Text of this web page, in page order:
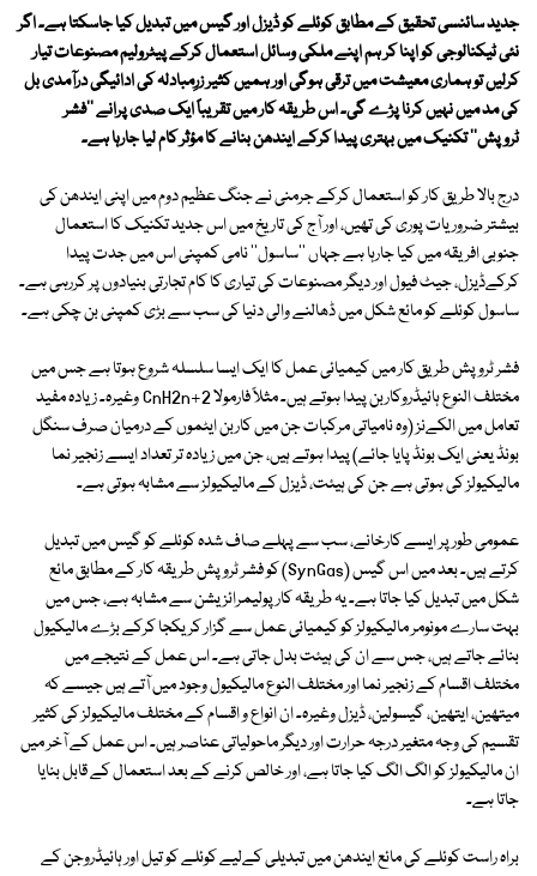
جدید سائنسی تحقیق کے مطابق کوئلے کو ڈیزل اور گیس میں تبدیل کیا جاسکتا ہے۔ اگر
نئی ٹیکنالوجی کو اپنا کر ہم اپنے ملکی وسائل استعمال کرکے پیٹرولیم مصنوعات تیار
کرلیں تو ہماری معیشت میں ترقی ہوگی اور ہمیں کثیر زرِمبادلہ کی ادائیگی درآمدی بل
کی مد میں نہیں کرنا پڑے گی۔ اس طریقہ کار میں تقریباً ایک صدی پرانے ''فشر
ٹروپش'' تکنیک میں بہتری پیدا کرکے ایندھن بنانے کا مؤثر کام لیا جارہا ہے۔
درج بالا طریق کار کو استعمال کرکے جرمنی نے جنگ عظیم دوم میں اپنی ایندھن کی
بیشتر ضروریات پوری کی تھیں، اور آج کی تاریخ میں اس جدید تکنیک کا استعمال
جنوبی افریقہ میں کیا جارہا ہے جہاں ''ساسول'' نامی کمپنی اس میں جدت پیدا
کرکےڈیزل، جیٹ فیول اور دیگر مصنوعات کی تیاری کا کام تجارتی بنیادوں پر کررہی ہے۔
ساسول کوئلے کو مائع شکل میں ڈھالنے والی دنیا کی سب سے بڑی کمپنی بن چکی ہے۔
فشر ٹروپش طریق کار میں کیمیائی عمل کا ایک ایسا سلسلہ شروع ہوتا ہے جس میں
مختلف النوع ہائیڈروکاربن پیدا ہوتے ہیں۔ مثلاً فارمولا CnH2n+2 وغیرہ۔ زیادہ مفید
تعامل میں الکےنز (وہ نامیاتی مرکبات جن میں کاربن ایٹموں کے درمیان صرف سنگل
بونڈ یعنی ایک بونڈ پایا جائے) پیدا ہوتے ہیں، جن میں زیادہ تر تعداد ایسے زنجیر نما
مالیکیولز کی ہوتی ہے جن کی ہیئت، ڈیزل کے مالیکیولز سے مشابہ ہوتی ہے۔
عمومی طور پر ایسے کارخانے، سب سے پہلے صاف شدہ کوئلے کو گیس میں تبدیل
کرتے ہیں۔ بعد میں اس گیس (SynGas) کو فشر ٹروپش طریقہ کار کے مطابق مائع
شکل میں تبدیل کیا جاتا ہے۔ یہ طریقہ کار پولیمرائزیشن سے مشابہ ہے، جس میں
بہت سارے مونومر مالیکیولز کو کیمیائی عمل سے گزار کر یکجا کرکے بڑے مالیکیول
بنائے جاتے ہیں، جس سے ان کی ہیئت بدل جاتی ہے۔ اس عمل کے نتیجے میں
مختلف اقسام کے زنجیر نما اور مختلف النوع مالیکیول وجود میں آتے ہیں جیسے کہ
میتھین، ایتھین، گیسولین، ڈیزل وغیرہ۔ ان انواع و اقسام کے مختلف مالیکیولز کی کثیر
تقسیم کی وجہ متغیر درجہ حرارت اور دیگر ماحولیاتی عناصر ہیں۔ اس عمل کے آخر میں
ان مالیکیولز کو الگ الگ کیا جاتا ہے، اور خالص کرنے کے بعد استعمال کے قابل بنایا
جاتا ہے۔
براہ راست کوئلے کی مائع ایندھن میں تبدیلی کےلیے کوئلے کو تیل اور ہائیڈروجن کے